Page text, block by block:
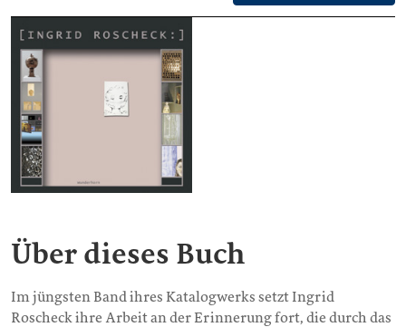
Über dieses Buch
Im jüngsten Band ihres Katalogwerks setzt Ingrid
Roscheck ihre Arbeit an der Erinnerung fort, die durch das